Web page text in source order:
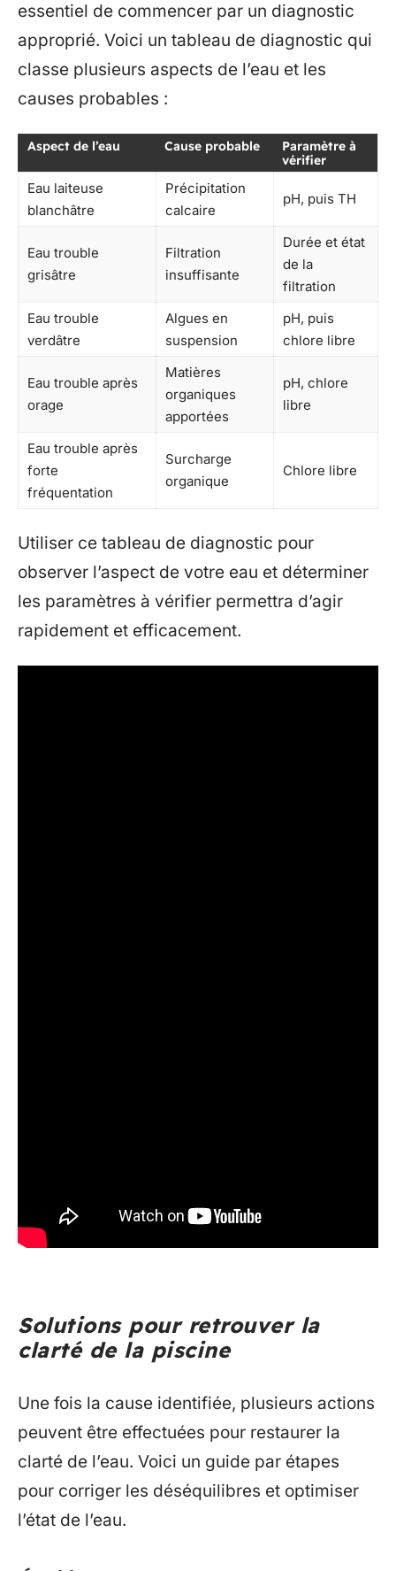
essentiel de commencer par un diagnostic
approprié. Voici un tableau de diagnostic qui
classe plusieurs aspects de l’eau et les
causes probables :
Aspect de l’eau Cause probable
Paramètre à
vérifier
Eau laiteuse
blanchâtre
Précipitation
calcaire
pH, puis TH
Eau trouble
grisâtre
Filtration
insuffisante
Durée et état
de la
filtration
Eau trouble
verdâtre
Algues en
suspension
pH, puis
chlore libre
Eau trouble après
orage
Matières
organiques
apportées
pH, chlore
libre
Eau trouble après
forte
fréquentation
Surcharge
organique
Chlore libre
Utiliser ce tableau de diagnostic pour
observer l’aspect de votre eau et déterminer
les paramètres à vérifier permettra d’agir
rapidement et efficacement.
Solutions pour retrouver la
clarté de la piscine
Une fois la cause identifiée, plusieurs actions
peuvent être effectuées pour restaurer la
clarté de l’eau. Voici un guide par étapes
pour corriger les déséquilibres et optimiser
l’état de l’eau.